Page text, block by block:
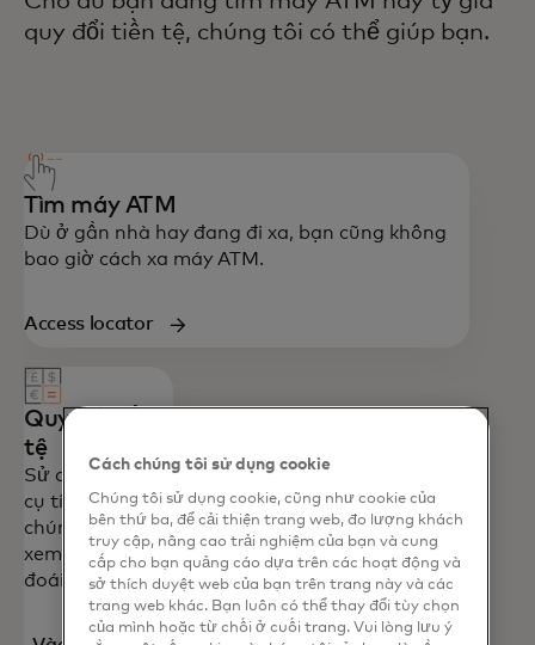
không chắc chắn về số điện thoại, bạn
cũng có thể liên hệ với chúng tôi theo số
quy đổi tiền tệ, chúng tôi có thể giúp bạn.
Tìm máy ATM
Dù ở gần nhà hay đang đi xa, bạn cũng không
bao giờ cách xa máy ATM.
Access locator
Quy đổi tiền
tệ
Sử dụng công
cụ tính toán của
chúng tôi để
xem tỷ giá hối
đoái.
Cách chúng tôi sử dụng cookie
Chúng tôi sử dụng cookie, cũng như cookie của
bên thứ ba, để cải thiện trang web, đo lượng khách
truy cập, nâng cao trải nghiệm của bạn và cung
cấp cho bạn quảng cáo dựa trên các hoạt động và
sở thích duyệt web của bạn trên trang này và các
trang web khác. Bạn luôn có thể thay đổi tùy chọn
của mình hoặc từ chối ở cuối trang. Vui lòng lưu ý